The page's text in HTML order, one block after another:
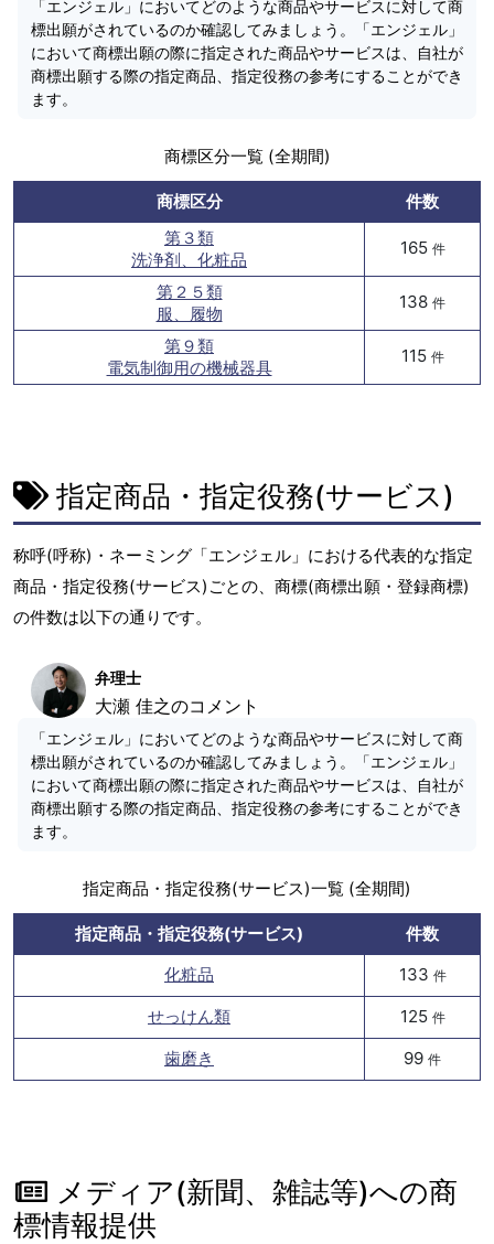
「エンジェル」においてどのような商品やサービスに対して商
標出願がされているのか確認してみましょう。「エンジェル」
において商標出願の際に指定された商品やサービスは、自社が
商標出願する際の指定商品、指定役務の参考にすることができ
ます。
商標区分一覧 (全期間)
商標区分
件数
第３類
洗浄剤、化粧品
165 件
第２５類
服、履物
138 件
第９類
電気制御用の機械器具
115 件
指定商品・指定役務(サービス)
称呼(呼称)・ネーミング「エンジェル」における代表的な指定
商品・指定役務(サービス)ごとの、商標(商標出願・登録商標)
の件数は以下の通りです。
弁理士
大瀬 佳之のコメント
「エンジェル」においてどのような商品やサービスに対して商
標出願がされているのか確認してみましょう。「エンジェル」
において商標出願の際に指定された商品やサービスは、自社が
商標出願する際の指定商品、指定役務の参考にすることができ
ます。
指定商品・指定役務(サービス)一覧 (全期間)
指定商品・指定役務(サービス)
件数
化粧品
133 件
せっけん類 125 件
歯磨き 99 件
メディア(新聞、雑誌等)への商
標情報提供